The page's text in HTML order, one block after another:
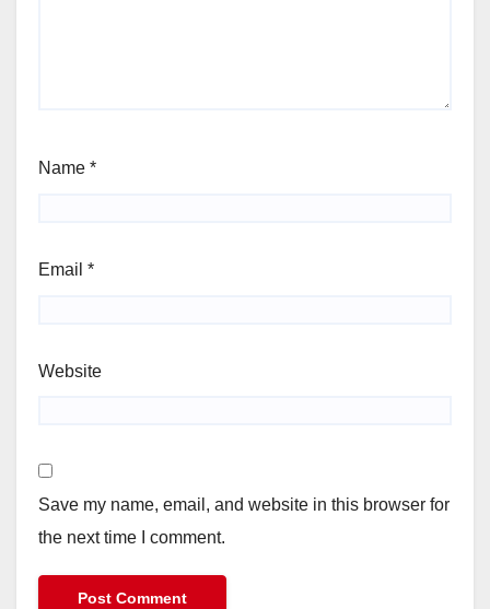
Name *
Email *
Website
Save my name, email, and website in this browser for
the next time I comment.